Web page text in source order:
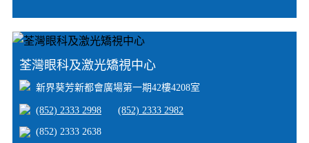
荃灣眼科及激光矯視中心
新界葵芳新都會廣場第一期42樓4208室
(852) 2333 2998 (852) 2333 2982
(852) 2333 2638